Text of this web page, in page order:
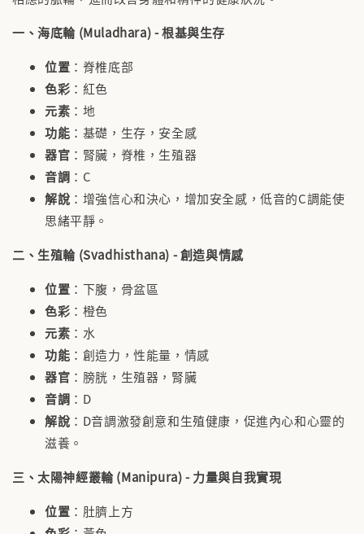
一、海底輪 (Muladhara) - 根基與生存
位置 ：脊椎底部
色彩 ：紅色
元素 ：地
功能 ：基礎，生存，安全感
器官 ：腎臟，脊椎，生殖器
音調 ：C
解說 ：增強信心和決心，增加安全感，低音的C調能使
思緒平靜。
二、生殖輪 (Svadhisthana) - 創造與情感
位置 ：下腹，骨盆區
色彩 ：橙色
元素 ：水
功能 ：創造力，性能量，情感
器官 ：膀胱，生殖器，腎臟
音調 ：D
解說 ：D音調激發創意和生殖健康，促進內心和心靈的
滋養。
三、太陽神經叢輪 (Manipura) - 力量與自我實現
位置 ：肚臍上方